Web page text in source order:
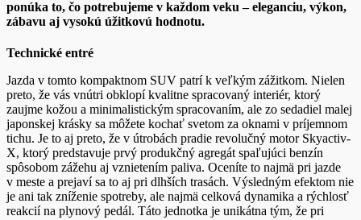
ponúka to, čo potrebujeme v každom veku – eleganciu, výkon,
zábavu aj vysokú úžitkovú hodnotu.
Technické entré
Jazda v tomto kompaktnom SUV patrí k veľkým zážitkom. Nielen
preto, že vás vnútri obklopí kvalitne spracovaný interiér, ktorý
zaujme kožou a minimalistickým spracovaním, ale zo sedadiel malej
japonskej krásky sa môžete kochať svetom za oknami v príjemnom
tichu. Je to aj preto, že v útrobách pradie revolučný motor Skyactiv-
X, ktorý predstavuje prvý produkčný agregát spaľujúci benzín
spôsobom zážehu aj vznietením paliva. Oceníte to najmä pri jazde
v meste a prejaví sa to aj pri dlhších trasách. Výsledným efektom nie
je ani tak zníženie spotreby, ale najmä celková dynamika a rýchlosť
reakcií na plynový pedál. Táto jednotka je unikátna tým, že pri